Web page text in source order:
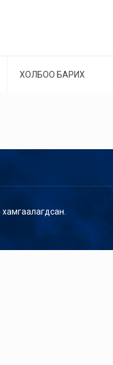
ХОЛБОО БАРИХ